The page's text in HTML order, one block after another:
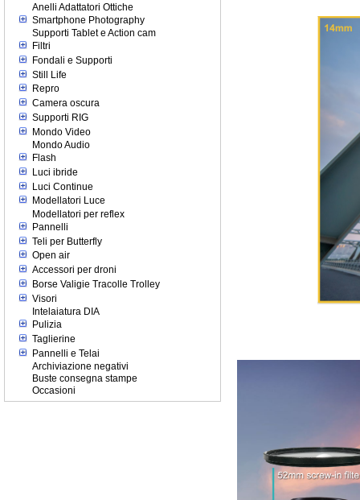
Anelli Adattatori Ottiche
Smartphone Photography
Supporti Tablet e Action cam
Filtri
Fondali e Supporti
Still Life
Repro
Camera oscura
Supporti RIG
Mondo Video
Mondo Audio
Flash
Luci ibride
Luci Continue
Modellatori Luce
Modellatori per reflex
Pannelli
Teli per Butterfly
Open air
Accessori per droni
Borse Valigie Tracolle Trolley
Visori
Intelaiatura DIA
Pulizia
Taglierine
Pannelli e Telai
Archiviazione negativi
Buste consegna stampe
Occasioni